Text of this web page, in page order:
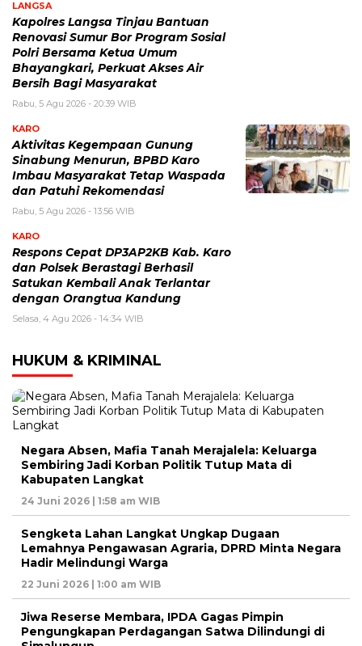
LANGSA
Kapolres Langsa Tinjau Bantuan
Renovasi Sumur Bor Program Sosial
Polri Bersama Ketua Umum
Bhayangkari, Perkuat Akses Air
Bersih Bagi Masyarakat
Rabu, 5 Agu 2026 - 20:39 WIB
KARO
Aktivitas Kegempaan Gunung
Sinabung Menurun, BPBD Karo
Imbau Masyarakat Tetap Waspada
dan Patuhi Rekomendasi
Rabu, 5 Agu 2026 - 13:56 WIB
KARO
Respons Cepat DP3AP2KB Kab. Karo
dan Polsek Berastagi Berhasil
Satukan Kembali Anak Terlantar
dengan Orangtua Kandung
Selasa, 4 Agu 2026 - 14:34 WIB
HUKUM & KRIMINAL
Negara Absen, Mafia Tanah Merajalela: Keluarga
Sembiring Jadi Korban Politik Tutup Mata di
Kabupaten Langkat
24 Juni 2026 | 1:58 am WIB
Sengketa Lahan Langkat Ungkap Dugaan
Lemahnya Pengawasan Agraria, DPRD Minta Negara
Hadir Melindungi Warga
22 Juni 2026 | 1:00 am WIB
Jiwa Reserse Membara, IPDA Gagas Pimpin
Pengungkapan Perdagangan Satwa Dilindungi di